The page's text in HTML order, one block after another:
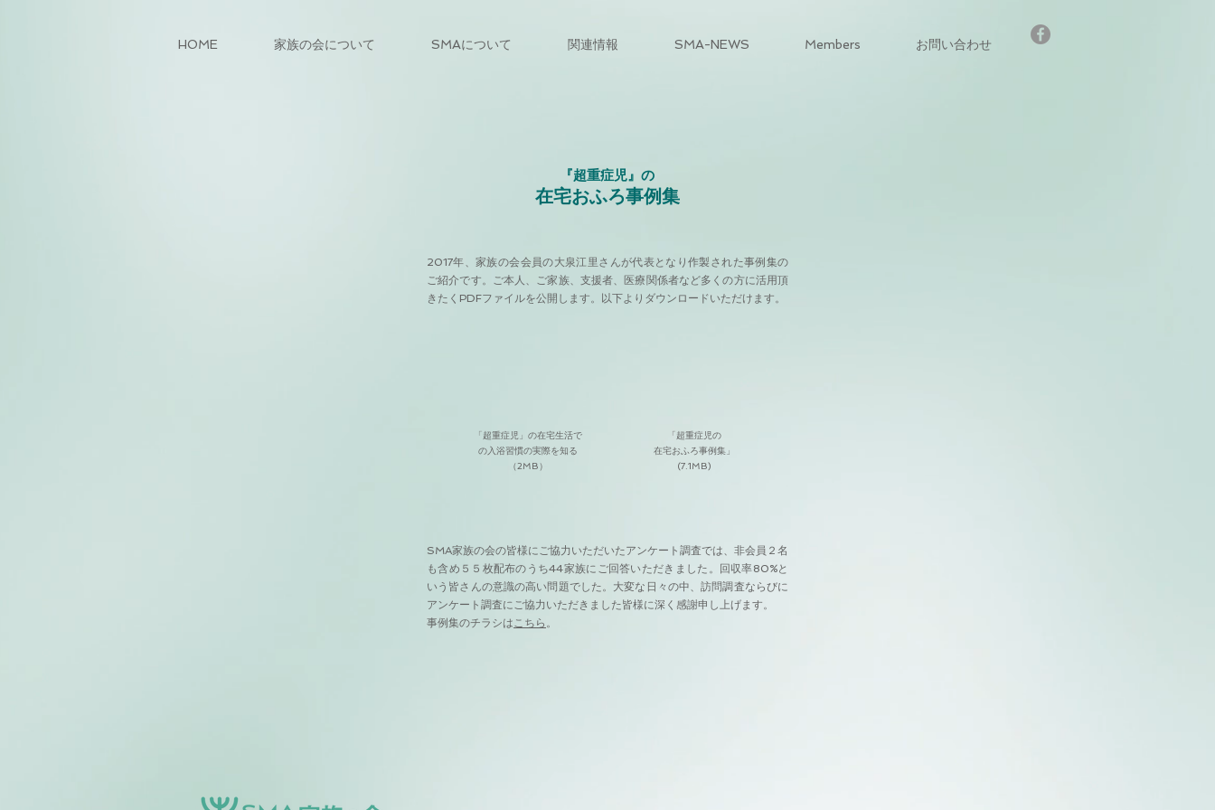
HOME 家族の会について SMAについて 関連情報 SMA-NEWS Members お問い合わせ
『超重症児』の
在宅おふろ事例集
2017年、家族の会会員の大泉江里さんが代表となり作製された事例集の
ご紹介です。ご本人、ご家族、支援者、医療関係者など多くの方に活用頂
きたくPDFファイルを公開します。
以下よりダウンロードいただけます。
「超重症児」の在宅生活で
の入浴習慣の実際を知る
（2MB）
「超重症児の
在宅おふろ事例集」
(7.1MB)
SMA家族の会の皆様にご協力いただいたアンケート調査では、非会員２名
も含め５５枚配布のうち44家族にご回答いただきました。回収率80%と
いう皆さんの意識の高い問題でした。大変な日々 の中、訪問調査ならびに
アンケート調査にご協力いただきました皆様に深く感謝申し上げます。
事例集のチラシはこちら 。​